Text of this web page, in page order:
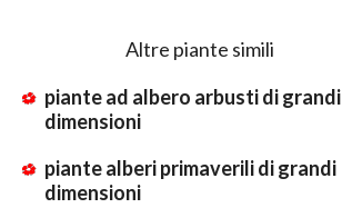
Altre piante simili
piante ad albero arbusti di grandi
dimensioni
piante alberi primaverili di grandi
dimensioni